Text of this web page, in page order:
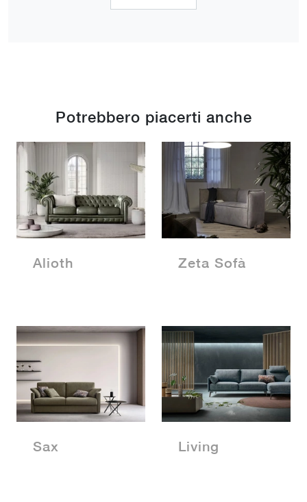
Potrebbero piacerti anche
Alioth Zeta Sofà
Sax Living